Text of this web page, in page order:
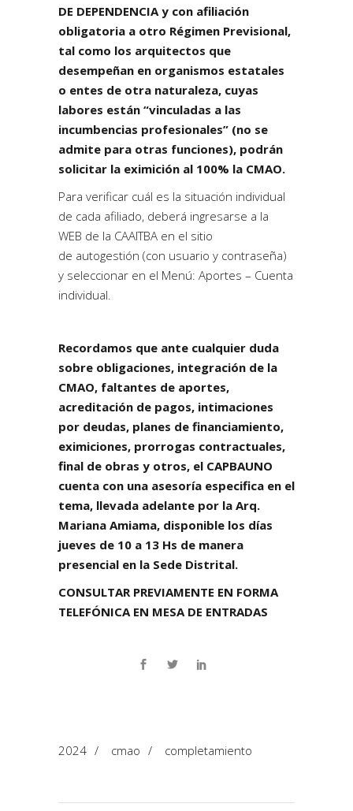
DE DEPENDENCIA y con afiliación
obligatoria a otro Régimen Previsional,
tal como los arquitectos que
desempeñan en organismos estatales
o entes de otra naturaleza, cuyas
labores están “vinculadas a las
incumbencias profesionales” (no se
admite para otras funciones), podrán
solicitar la eximición al 100% la CMAO.
Para verificar cuál es la situación individual
de cada afiliado, deberá ingresarse a la
WEB de la CAAITBA en el sitio
de autogestión (con usuario y contraseña)
y seleccionar en el Menú: Aportes – Cuenta
individual.
Recordamos que ante cualquier duda
sobre obligaciones, integración de la
CMAO, faltantes de aportes,
acreditación de pagos, intimaciones
por deudas, planes de financiamiento,
eximiciones, prorrogas contractuales,
final de obras y otros, el CAPBAUNO
cuenta con una asesoría especifica en el
tema, llevada adelante por la Arq.
Mariana Amiama, disponible los días
jueves de 10 a 13 Hs de manera
presencial en la Sede Distrital.
CONSULTAR PREVIAMENTE EN FORMA
TELEFÓNICA EN MESA DE ENTRADAS
2024 / cmao / completamiento